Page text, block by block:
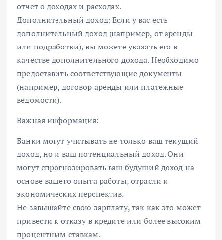
отчет о доходах и расходах.
Дополнительный доход: Если у вас есть
дополнительный доход (например, от аренды
или подработки), вы можете указать его в
качестве дополнительного дохода. Необходимо
предоставить соответствующие документы
(например, договор аренды или платежные
ведомости).
Важная информация:
Банки могут учитывать не только ваш текущий
доход, но и ваш потенциальный доход. Они
могут спрогнозировать ваш будущий доход на
основе вашего опыта работы, отрасли и
экономических перспектив.
Не завышайте свою зарплату, так как это может
привести к отказу в кредите или более высоким
процентным ставкам.